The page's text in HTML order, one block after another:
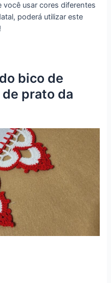
você usar cores diferentes
poderá utilizar este
bico de
prato da